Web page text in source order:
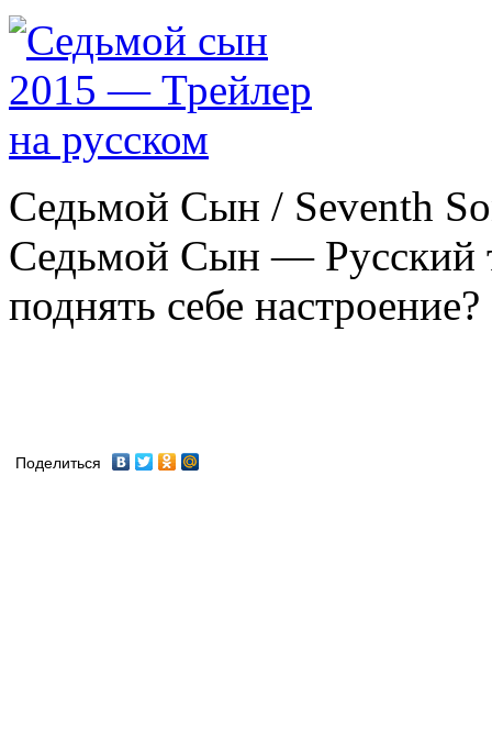
Седьмой Сын / Seventh
Седьмой Сын — Русский
поднять себе
Поделиться